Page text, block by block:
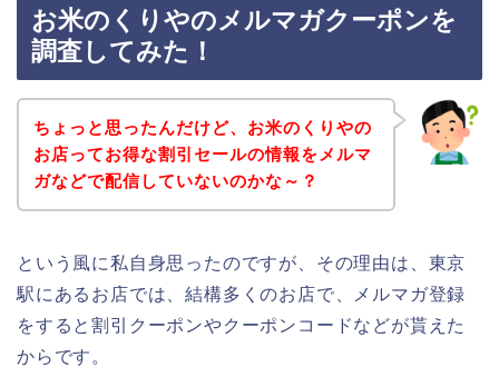
お米のくりやのメルマガクーポンを
調査してみた！
ちょっと思ったんだけど、お米のくりやの
お店ってお得な割引セールの情報をメルマ
ガなどで配信していないのかな～？
という風に私自身思ったのですが、その理由は、東京
駅にあるお店では、結構多くのお店で、メルマガ登録
をすると割引クーポンやクーポンコードなどが貰えた
からです。